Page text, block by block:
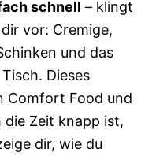
schnell – klingt
vor: Cremige,
und das
Dieses
Comfort Food und
Zeit knapp ist,
dir, wie du